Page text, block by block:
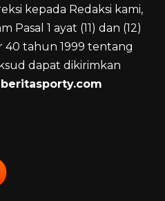
kepada Redaksi kami,
Pasal 1 ayat (11) dan (12)
tahun 1999 tentang
dapat dikirimkan